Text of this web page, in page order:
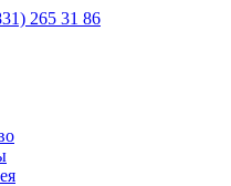
265 31 86